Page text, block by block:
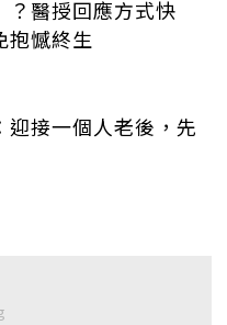
？醫授回應方式快
抱憾終生
迎接一個人老後，先